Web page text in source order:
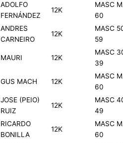
ADOLFO
FERNÁNDEZ
12K
MASC
60
ANDRES
CARNEIRO
12K
MASC
59
MAURI 12K
MASC
39
GUS MACH 12K
MASC
60
JOSE (PEIO)
RUIZ
12K
MASC
49
RICARDO
BONILLA
12K
MASC
60